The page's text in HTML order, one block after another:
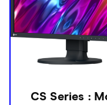
CS Series :